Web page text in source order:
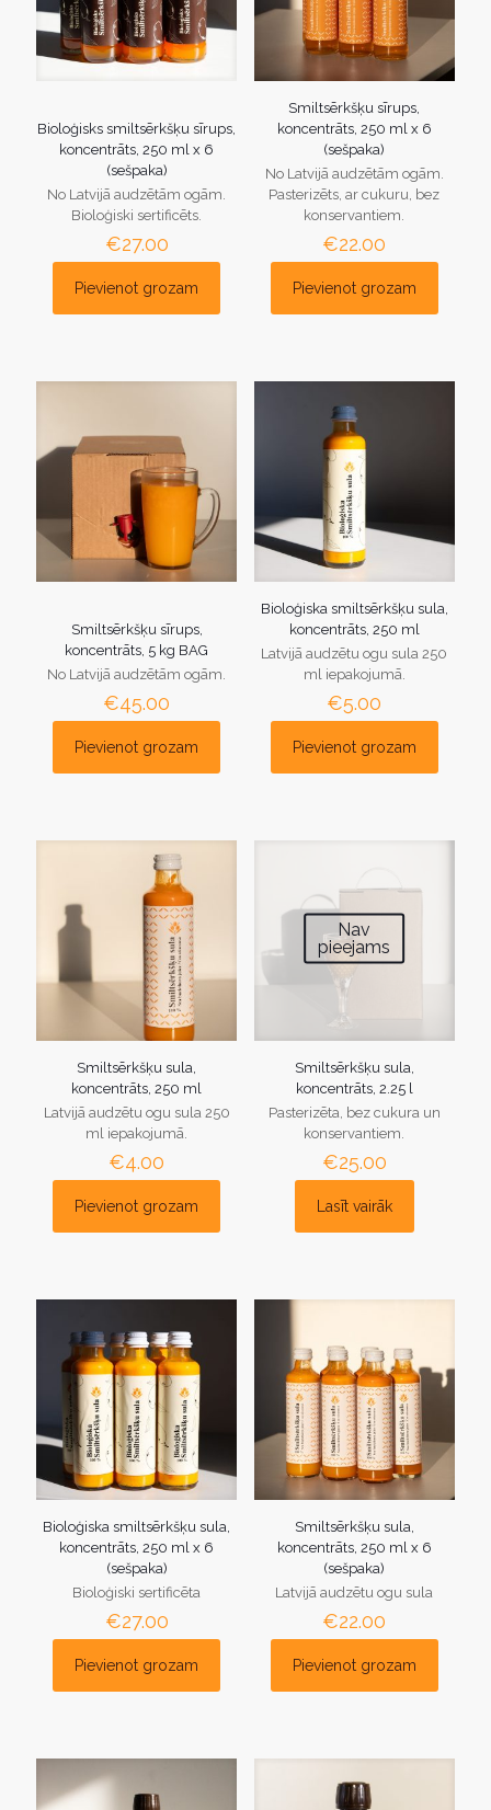
Bioloģisks smiltsērkšķu sīrups,
koncentrāts, 250 ml x 6
(sešpaka)
No Latvijā audzētām ogām.
Bioloģiski sertificēts.
€27.00
Pievienot grozam
Smiltsērkšķu sīrups,
koncentrāts, 250 ml x 6
(sešpaka)
No Latvijā audzētām ogām.
Pasterizēts, ar cukuru, bez
konservantiem.
€22.00
Pievienot grozam
Smiltsērkšķu sīrups,
koncentrāts, 5 kg BAG
No Latvijā audzētām ogām.
€45.00
Pievienot grozam
Bioloģiska smiltsērkšķu sula,
koncentrāts, 250 ml
Latvijā audzētu ogu sula 250
ml iepakojumā.
€5.00
Pievienot grozam
Smiltsērkšķu sula,
koncentrāts, 250 ml
Latvijā audzētu ogu sula 250
ml iepakojumā.
€4.00
Pievienot grozam
Nav
pieejams
Smiltsērkšķu sula,
koncentrāts, 2.25 l
Pasterizēta, bez cukura un
konservantiem.
€25.00
Lasīt vairāk
Bioloģiska smiltsērkšķu sula,
koncentrāts, 250 ml x 6
(sešpaka)
Bioloģiski sertificēta
€27.00
Pievienot grozam
Smiltsērkšķu sula,
koncentrāts, 250 ml x 6
(sešpaka)
Latvijā audzētu ogu sula
€22.00
Pievienot grozam